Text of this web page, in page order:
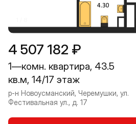
4 507 182 ₽
1—комн. квартира, 43.5
кв.м, 14/17 этаж
р-н Новоусманский, Черемушки, ул.
Фестивальная ул., д. 17